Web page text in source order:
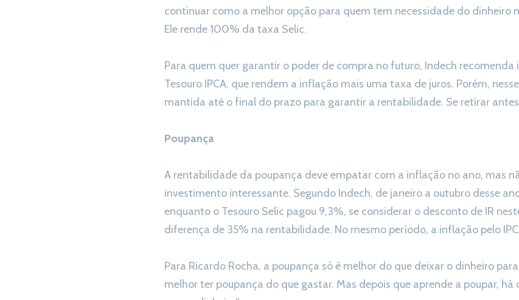
continuar como a melhor opção para quem tem necessidade do dinheiro
Ele rende 100% da taxa Selic.
Para quem quer garantir o poder de compra no futuro, Indech recomenda
Tesouro IPCA, que rendem a inflação mais uma taxa de juros. Porém,
mantida até o final do prazo para garantir a rentabilidade. Se retirar
Poupança
A rentabilidade da poupança deve empatar com a inflação no ano, mas
investimento interessante. Segundo Indech, de janeiro a outubro desse
enquanto o Tesouro Selic pagou 9,3%, se considerar o desconto de IR
diferença de 35% na rentabilidade. No mesmo período, a inflação pelo
Para Ricardo Rocha, a poupança só é melhor do que deixar o dinheiro
melhor ter poupança do que gastar. Mas depois que aprende a poupar,